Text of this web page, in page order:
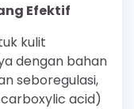
Efektif
kulit
dengan bahan
seboregulasi,
acid)